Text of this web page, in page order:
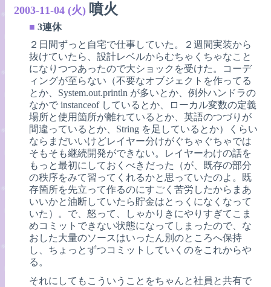
2003-11-04 (火) 噴火
■ 3連休
２日間ずっと自宅で仕事していた。２週間実装から
抜けていたら、設計レベルからむちゃくちゃなこと
になりつつあったので大ショックを受けた。コーデ
ィングが至らない（不要なオブジェクトを作ってる
とか、System.out.println が多いとか、例外ハンドラの
なかで instanceof しているとか、ローカル変数の定義
場所と使用箇所が離れているとか、英語のつづりが
間違っているとか、String を足しているとか）くらい
ならまだいいけどレイヤー分けがぐちゃぐちゃでは
そもそも継続開発ができない。レイヤーわけの話を
もっと最初にしておくべきだった（が、既存の部分
の秩序をみて習ってくれるかと思っていたのよ。既
存箇所を先立って作るのにすごく苦労したからまあ
いいかと油断していたら貯金はとっくになくなって
いた）。で、怒って、しゃかりきにやりすぎてこま
めコミットできない状態になってしまったので、な
おした大量のソースはいったん別のところへ保持
し、ちょっとずつコミットしていくのをこれからや
る。
それにしてもこういうことをちゃんと社員と共有で